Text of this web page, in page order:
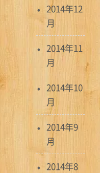
2014年12
月
2014年11
月
2014年10
月
2014年9
月
2014年8